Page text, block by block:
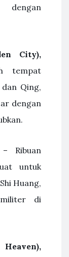
City),
tempat
Qing,
dengan
– Ribuan
untuk
Huang,
militer di